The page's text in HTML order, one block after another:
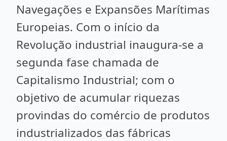
Navegações e Expansões Marítimas
Europeias. Com o início da
Revolução industrial inaugura-se a
segunda fase chamada de
Capitalismo Industrial; com o
objetivo de acumular riquezas
provindas do comércio de produtos
industrializados das fábricas